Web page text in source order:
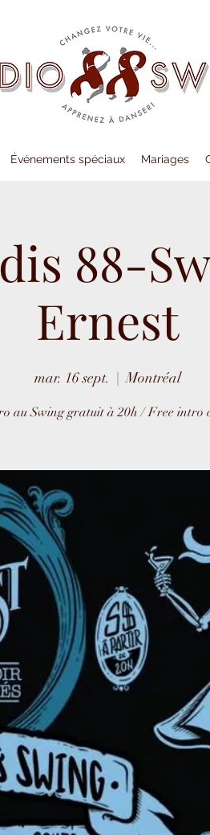
Événements spéciaux Mariages
88-
Ernest
mar. 16 sept.
  |
Montréal
au Swing gratuit à 20h / Free intro